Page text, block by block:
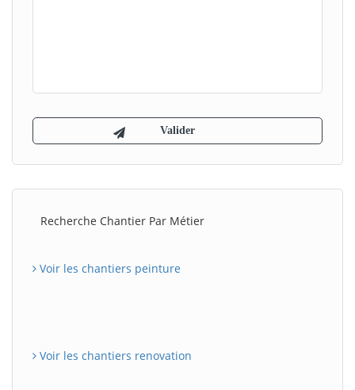
Recherche Chantier Par Métier
Voir les chantiers peinture
Voir les chantiers renovation